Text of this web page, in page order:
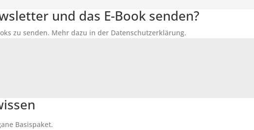
und das E-Book senden?
zu senden. Mehr dazu in der Datenschutzerklärung.
Basispaket.